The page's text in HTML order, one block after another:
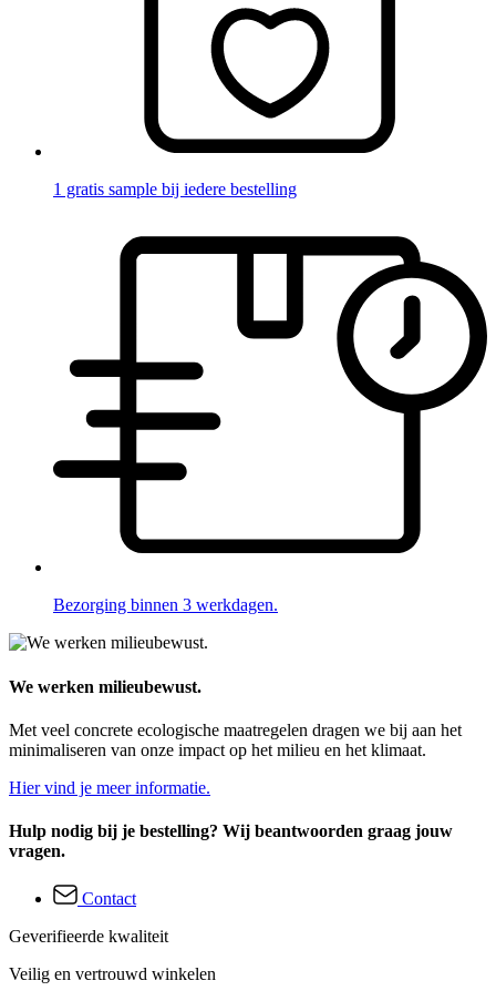
1 gratis sample bij iedere bestelling
Bezorging binnen 3 werkdagen.
We werken milieubewust.
Met veel concrete ecologische maatregelen dragen we bij aan het
minimaliseren van onze impact op het milieu en het klimaat.
Hier vind je meer informatie.
Hulp nodig bij je bestelling? Wij beantwoorden graag jouw
vragen.
Contact
Geverifieerde kwaliteit
Veilig en vertrouwd winkelen